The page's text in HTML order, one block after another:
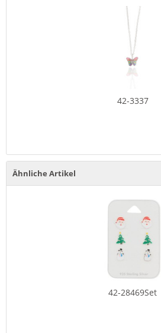
42-3337
Ähnliche Artikel
42-28469Set